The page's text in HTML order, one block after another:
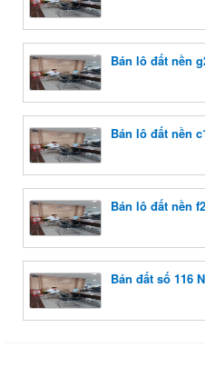
Bán lô đất nền
Bán lô đất nền
Bán lô đất nền
Bán đất số 116